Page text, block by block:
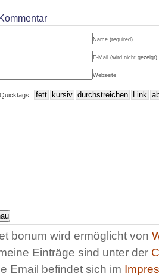
Name (required)
E-Mail (wird nicht gezeigt)
Webseite
Quicktags:
bonum wird ermöglicht von
Einträge sind unter der
Email befindet sich im